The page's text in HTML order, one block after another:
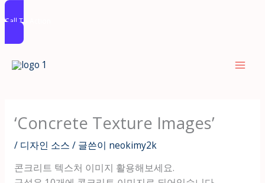
Call To Action
‘Concrete Texture Images’
/ 디자인 소스 / 글쓴이 neokimy2k
콘크리트 텍스처 이미지 활용해보세요.